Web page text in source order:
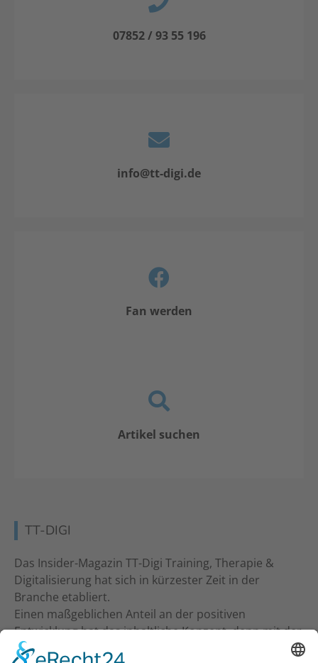
07852 / 93 55 196
info@tt-digi.de
Fan werden
Artikel suchen
TT-DIGI
Das Insider-Magazin TT-Digi Training, Therapie &
Digitalisierung hat sich in kürzester Zeit in der
Branche etabliert.
Einen maßgeblichen Anteil an der positiven
Entwicklung hat das inhaltliche Konzept, denn mit der
inhaltlichen Ansprache an Studio-Inhaber, Trainer &